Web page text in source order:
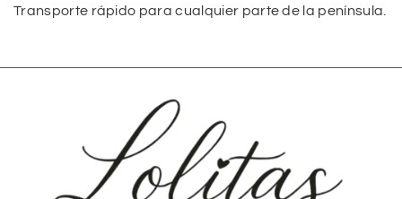
Transporte rápido para cualquier parte de la península.